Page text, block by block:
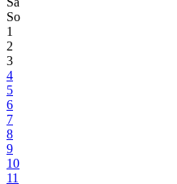
So
1
2
3
4
5
6
7
8
9
10
11